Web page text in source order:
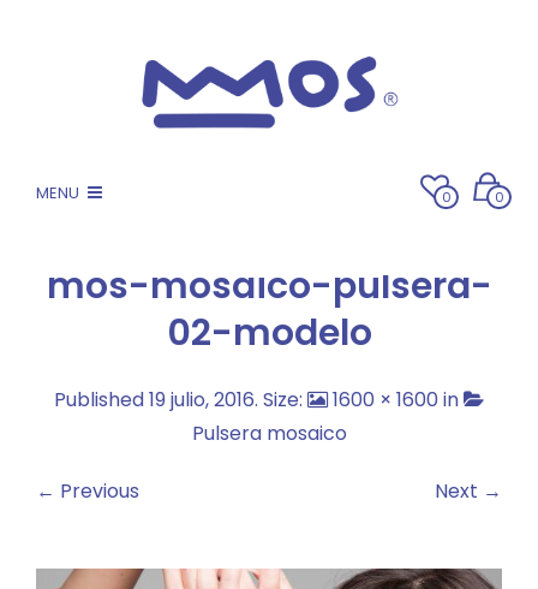
MENU 0 0
mos-mosaico-pulsera-
02-modelo
Published19 julio, 2016. Size: 1600 × 1600 in
Pulsera mosaico
← Previous Next →